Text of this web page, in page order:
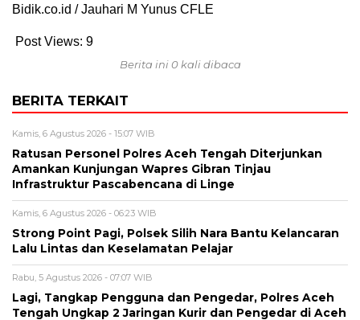
Bidik.co.id / Jauhari M Yunus CFLE
Post Views: 9
Berita ini 0 kali dibaca
BERITA TERKAIT
Kamis, 6 Agustus 2026 - 15:07 WIB
Ratusan Personel Polres Aceh Tengah Diterjunkan
Amankan Kunjungan Wapres Gibran Tinjau
Infrastruktur Pascabencana di Linge
Kamis, 6 Agustus 2026 - 06:23 WIB
Strong Point Pagi, Polsek Silih Nara Bantu Kelancaran
Lalu Lintas dan Keselamatan Pelajar
Rabu, 5 Agustus 2026 - 07:07 WIB
Lagi, Tangkap Pengguna dan Pengedar, Polres Aceh
Tengah Ungkap 2 Jaringan Kurir dan Pengedar di Aceh